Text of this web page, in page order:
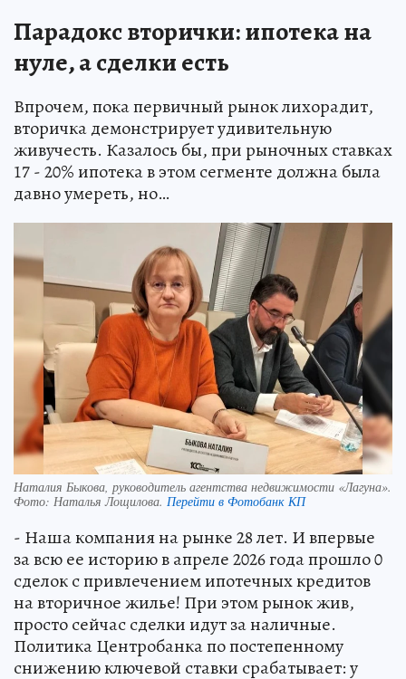
Парадокс вторички: ипотека на
нуле, а сделки есть
Впрочем, пока первичный рынок лихорадит,
вторичка демонстрирует удивительную
живучесть. Казалось бы, при рыночных ставках
17 - 20% ипотека в этом сегменте должна была
давно умереть, но…
Наталия Быкова, руководитель агентства недвижимости «Лагуна».
Фото: Наталья Лощилова. Перейти в Фотобанк КП
- Наша компания на рынке 28 лет. И впервые
за всю ее историю в апреле 2026 года прошло 0
сделок с привлечением ипотечных кредитов
на вторичное жилье! При этом рынок жив,
просто сейчас сделки идут за наличные.
Политика Центробанка по постепенному
снижению ключевой ставки срабатывает: у